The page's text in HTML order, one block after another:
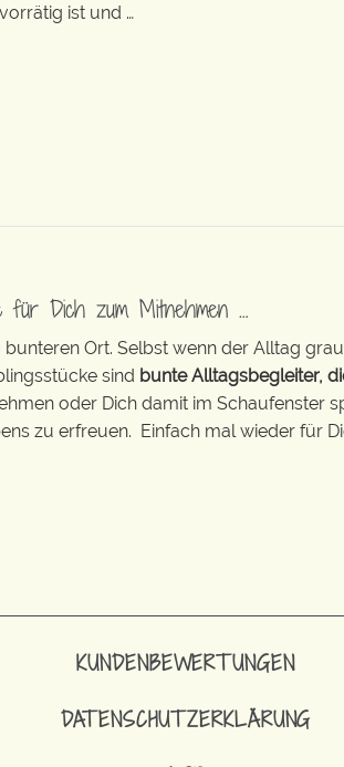
ist und …
für Dich zum Mitnehmen …
Ort. Selbst wenn der Alltag
sind bunte Alltagsbegleiter,
oder Dich damit im Schaufenster
zu erfreuen. Einfach mal wieder für
KUNDENBEWERTUNGEN
DATENSCHUTZERKLÄRUNG